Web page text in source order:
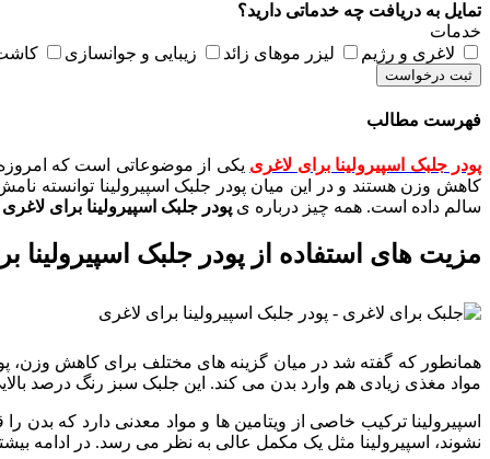
تمایل به دریافت چه خدماتی دارید؟
خدمات
لاغری و رژیم
لیزر موهای زائد زیبایی و جوانسازی
ثبت درخواست
فهرست مطالب
پودر جلبک اسپیرولینا برای لاغری یکی از موضوعاتی است که
کاهش وزن هستند و در این میان پودر جلبک اسپیرولینا توانسته
سالم داده است. همه چیز درباره ی پودر جلبک اسپیرولینا برای لاغری
مزیت های استفاده از پودر جلبک اسپیرولینا
همانطور که گفته شد در میان گزینه های مختلف برای کاهش وزن،
مواد مغذی زیادی هم وارد بدن می کند. این جلبک سبز رنگ درصد
اسپیرولینا ترکیب خاصی از ویتامین ها و مواد معدنی دارد که
نشوند، اسپیرولینا مثل یک مکمل عالی به نظر می رسد. در ادامه